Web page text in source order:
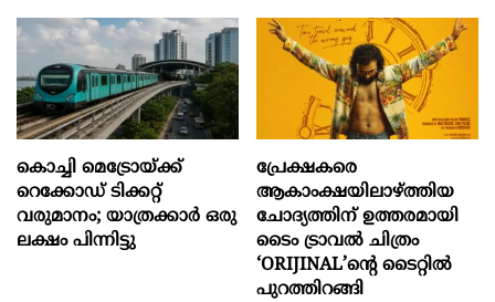
കൊച്ചി മെട്രോയ്ക്ക്
റെക്കോഡ് ടിക്കറ്റ്
വരുമാനം; യാത്രക്കാർ ഒരു
ലക്ഷം പിന്നിട്ടു
പ്രേക്ഷകരെ
ആകാംക്ഷയിലാഴ്ത്തിയ
ചോദ്യത്തിന് ഉത്തരമായി
ടൈം ട്രാവൽ ചിത്രം
‘ORIJINAL’ന്റെ ടൈറ്റിൽ
പുറത്തിറങ്ങി